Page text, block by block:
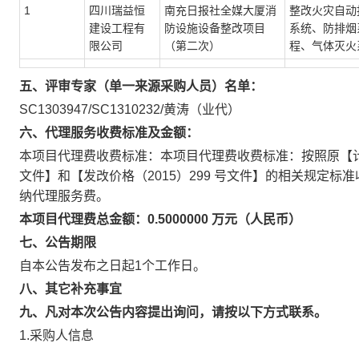
1
四川瑞益恒
建设工程有
限公司
南充日报社全媒大厦消
防设施设备整改项目
（第二次）
整改火灾自
系统、防排
程、气体灭
五、评审专家（单一来源采购人员）名单：
SC1303947/SC1310232/黄涛（业代）
六、代理服务收费标准及金额：
本项目代理费收费标准：本项目代理费收费标准：按照原
文件】和【发改价格（2015）299 号文件】的相关规定标
纳代理服务费。
本项目代理费总金额：0.5000000 万元（人民币）
七、公告期限
自本公告发布之日起1个工作日。
八、其它补充事宜
九、凡对本次公告内容提出询问，请按以下方式联系。
1.采购人信息